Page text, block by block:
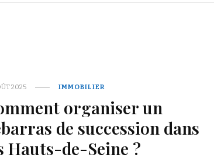
2025 IMMOBILIER
organiser un
de succession dans
Hauts-de-Seine ?